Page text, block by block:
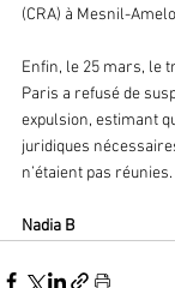
(CRA) à Mesnil-
Enfin, le 25 mars, le
Paris a refusé de
expulsion, estimant
juridiques
n’étaient pas réunies.
Nadia B